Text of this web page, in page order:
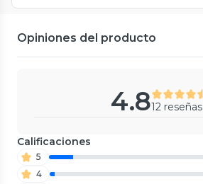
Opiniones del producto
4.812 reseñas
Calificaciones
5
4